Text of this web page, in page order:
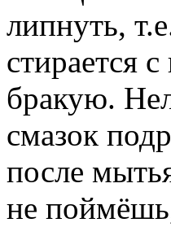
липнуть,
стирается
бракую.
смазок
после
не